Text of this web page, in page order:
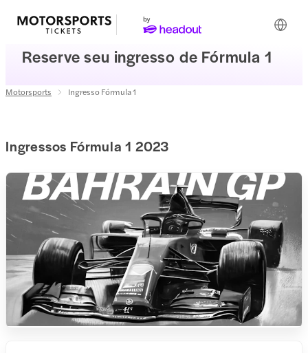
Reserve seu ingresso de Fórmula 1
Motorsports Ingresso Fórmula 1
Ingressos Fórmula 1 2023